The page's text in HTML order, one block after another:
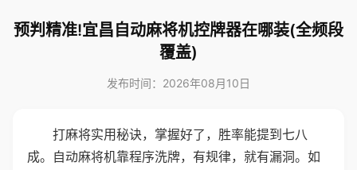
预判精准!宜昌自动麻将机控牌器在哪装(全频段
覆盖)
发布时间：2026年08月10日
打麻将实用秘诀，掌握好了，胜率能提到七八
成。自动麻将机靠程序洗牌，有规律，就有漏洞。如